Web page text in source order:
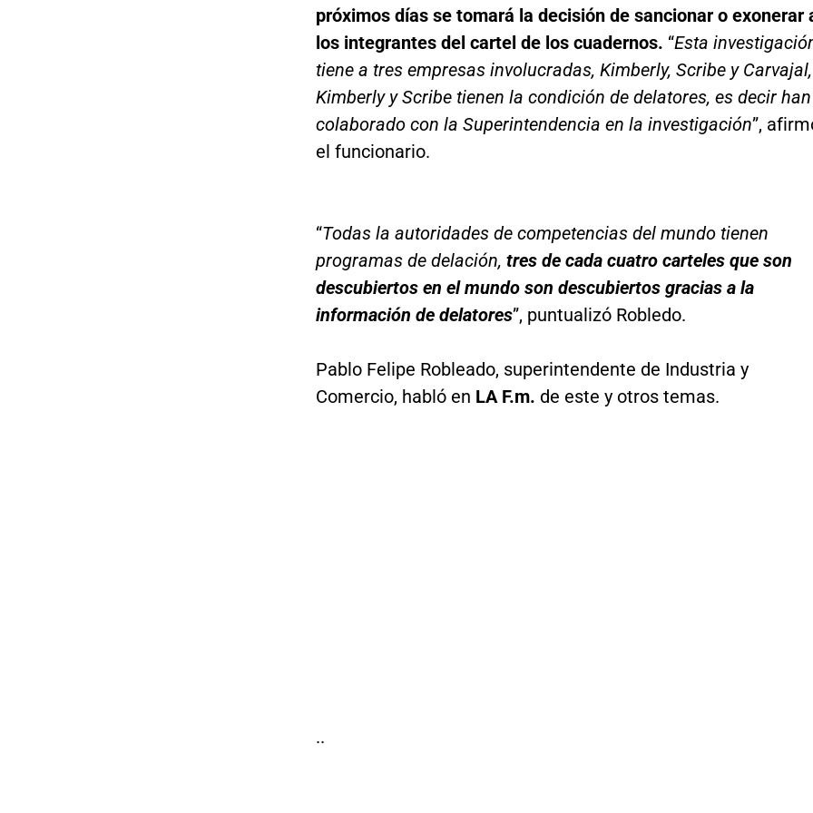
próximos días se tomará la decisión de sancionar o exonerar
los integrantes del cartel de los cuadernos. “Esta
tiene a tres empresas involucradas, Kimberly, Scribe y Carvajal,
Kimberly y Scribe tienen la condición de delatores, es decir han
colaborado con la Superintendencia en la investigación”,
el funcionario.
“Todas la autoridades de competencias del mundo tienen
programas de delación, tres de cada cuatro carteles que son
descubiertos en el mundo son descubiertos gracias a la
información de delatores”, puntualizó Robledo.
Pablo Felipe Robleado, superintendente de Industria y
Comercio, habló en LA F.m. de este y otros temas.
..